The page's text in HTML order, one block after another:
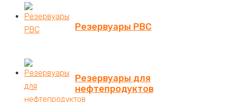
Резервуары РВС
Резервуары для
нефтепродуктов